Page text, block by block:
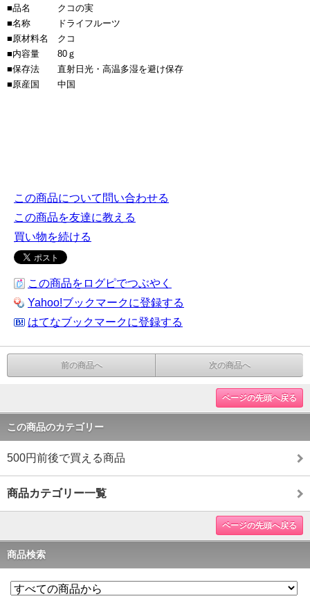
■品名 クコの実
■名称 ドライフルーツ
■原材料名 クコ
■内容量 80ｇ
■保存法 直射日光・高温多湿を避け保存
■原産国 中国
この商品について問い合わせる
この商品を友達に教える
買い物を続ける
この商品をログピでつぶやく
Yahoo!ブックマークに登録する
はてなブックマークに登録する
前の商品へ 次の商品へ
ページの先頭へ戻る
この商品のカテゴリー
500円前後で買える商品
商品カテゴリー一覧
ページの先頭へ戻る
商品検索